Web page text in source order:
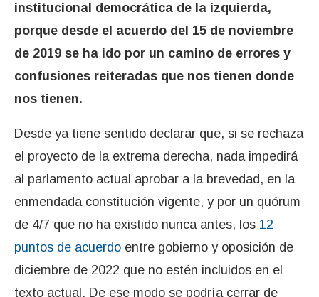
institucional democrática de la izquierda,
porque desde el acuerdo del 15 de noviembre
de 2019 se ha ido por un camino de errores y
confusiones reiteradas que nos tienen donde
nos tienen.
Desde ya tiene sentido declarar que, si se rechaza
el proyecto de la extrema derecha, nada impedirá
al parlamento actual aprobar a la brevedad, en la
enmendada constitución vigente, y por un quórum
de 4/7 que no ha existido nunca antes, los 12
puntos de acuerdo entre gobierno y oposición de
diciembre de 2022 que no estén incluidos en el
texto actual. De ese modo se podría cerrar de